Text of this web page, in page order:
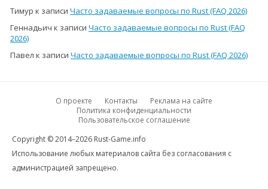
Тимур к записи Часто задаваемые вопросы по Rust (FAQ 2026)
Геннадьич к записи Часто задаваемые вопросы по Rust (FAQ
2026)
Павел к записи Часто задаваемые вопросы по Rust (FAQ 2026)
О проекте Контакты
Реклама на сайте
Политика конфиденциальности
Пользовательское соглашение
Copyright © 2014–2026 Rust-Game.info
Использование любых материалов сайта без согласования с
администрацией запрещено.